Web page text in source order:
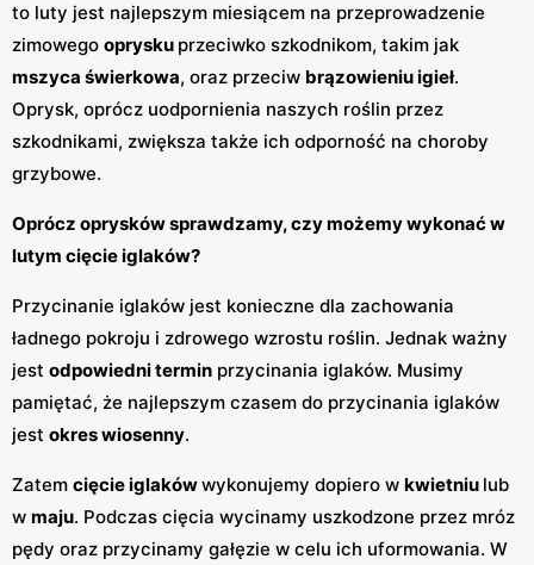
to luty jest najlepszym miesiącem na przeprowadzenie
zimowego oprysku przeciwko szkodnikom, takim jak
mszyca świerkowa, oraz przeciw brązowieniu igieł.
Oprysk, oprócz uodpornienia naszych roślin przez
szkodnikami, zwiększa także ich odporność na choroby
grzybowe.
Oprócz oprysków sprawdzamy, czy możemy wykonać w
lutym cięcie iglaków?
Przycinanie iglaków jest konieczne dla zachowania
ładnego pokroju i zdrowego wzrostu roślin. Jednak ważny
jest odpowiedni termin przycinania iglaków. Musimy
pamiętać, że najlepszym czasem do przycinania iglaków
jest okres wiosenny.
Zatem cięcie iglakówwykonujemy dopiero w kwietniu lub
w maju. Podczas cięcia wycinamy uszkodzone przez mróz
pędy oraz przycinamy gałęzie w celu ich uformowania. W